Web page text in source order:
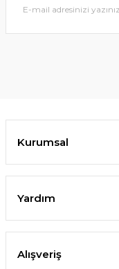
Kurumsal
Yardım
Alışveriş